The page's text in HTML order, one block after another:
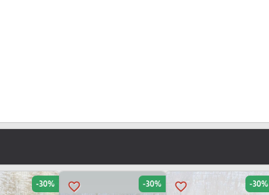
favorite_border -30%
favorite_border -30%
-30%